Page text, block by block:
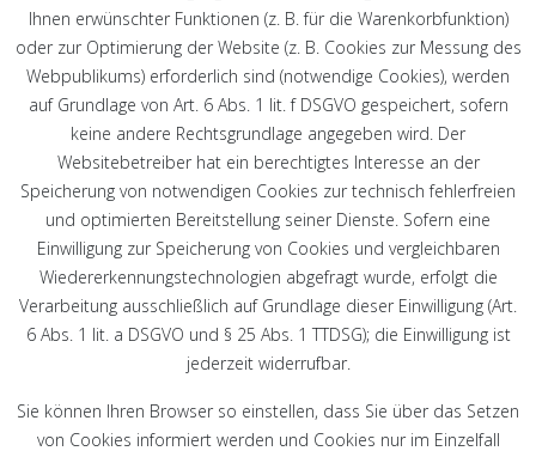
Ihnen erwünschter Funktionen (z. B. für die Warenkorbfunktion)
oder zur Optimierung der Website (z. B. Cookies zur Messung des
Webpublikums) erforderlich sind (notwendige Cookies), werden
auf Grundlage von Art. 6 Abs. 1 lit. f DSGVO gespeichert, sofern
keine andere Rechtsgrundlage angegeben wird. Der
Websitebetreiber hat ein berechtigtes Interesse an der
Speicherung von notwendigen Cookies zur technisch fehlerfreien
und optimierten Bereitstellung seiner Dienste. Sofern eine
Einwilligung zur Speicherung von Cookies und vergleichbaren
Wiedererkennungstechnologien abgefragt wurde, erfolgt die
Verarbeitung ausschließlich auf Grundlage dieser Einwilligung (Art.
6 Abs. 1 lit. a DSGVO und § 25 Abs. 1 TTDSG); die Einwilligung ist
jederzeit widerrufbar.
Sie können Ihren Browser so einstellen, dass Sie über das Setzen
von Cookies informiert werden und Cookies nur im Einzelfall